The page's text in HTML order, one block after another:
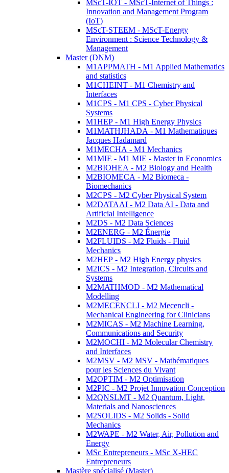
MScT-IOT - MScT-Internet of Things :
Innovation and Management Program
(IoT)
MScT-STEEM - MScT-Energy
Environment : Science Technology &
Management
Master (DNM)
M1APPMATH - M1 Applied Mathematics
and statistics
M1CHEINT - M1 Chemistry and
Interfaces
M1CPS - M1 CPS - Cyber Physical
Systems
M1HEP - M1 High Energy Physics
M1MATHJHADA - M1 Mathematiques
Jacques Hadamard
M1MECHA - M1 Mechanics
M1MIE - M1 MIE - Master in Economics
M2BIOHEA - M2 Biology and Health
M2BIOMECA - M2 Biomeca -
Biomechanics
M2CPS - M2 Cyber Physical System
M2DATAAI - M2 Data AI - Data and
Artificial Intelligence
M2DS - M2 Data Sciences
M2ENERG - M2 Énergie
M2FLUIDS - M2 Fluids - Fluid
Mechanics
M2HEP - M2 High Energy physics
M2ICS - M2 Integration, Circuits and
Systems
M2MATHMOD - M2 Mathematical
Modelling
M2MECENCLI - M2 Mecencli -
Mechanical Engineering for Clinicians
M2MICAS - M2 Machine Learning,
Communications and Security
M2MOCHI - M2 Molecular Chemistry
and Interfaces
M2MSV - M2 MSV - Mathématiques
pour les Sciences du Vivant
M2OPTIM - M2 Optimisation
M2PIC - M2 Projet Innovation Conception
M2QNSLMT - M2 Quantum, Light,
Materials and Nanosciences
M2SOLIDS - M2 Solids - Solid
Mechanics
M2WAPE - M2 Water, Air, Pollution and
Energy
MSc Entrepreneurs - MSc X-HEC
Entrepreneurs
Mastère spécialisé (Master)